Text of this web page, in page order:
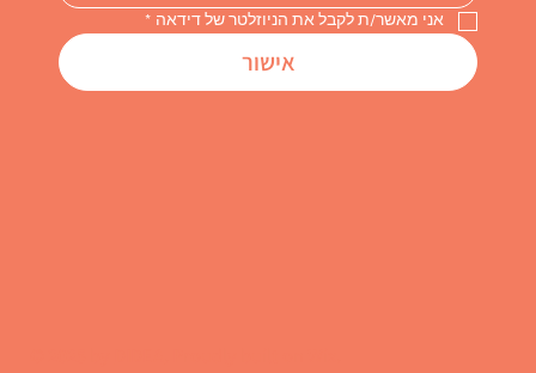
אני מאשר/ת לקבל את הניוזלטר של דידאה *
אישור